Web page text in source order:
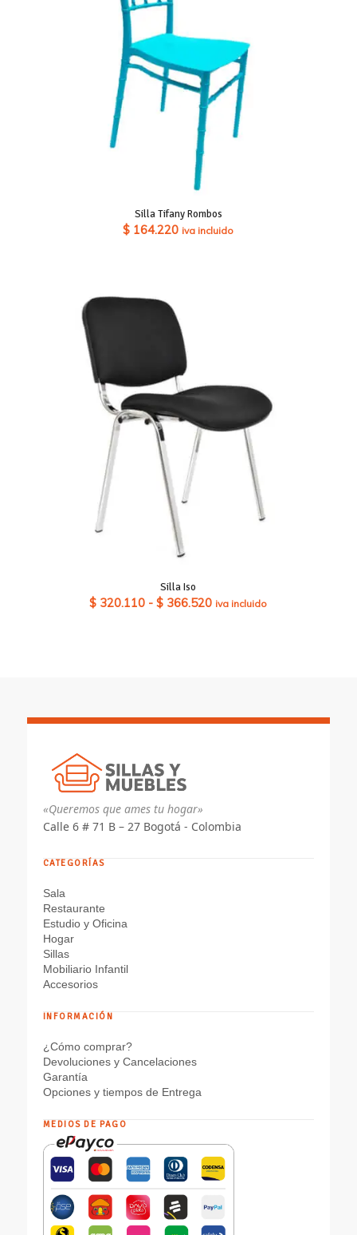
Silla Tifany Rombos
$ 164.220 iva incluido
Silla Iso
$ 320.110 - $ 366.520Rango
$ 366.520
iva incluido
«Queremos que ames tu hogar»
Calle 6 # 71 B – 27 Bogotá - Colombia
CATEGORÍAS
Sala
Restaurante
Estudio y Oficina
Hogar
Sillas
Mobiliario Infantil
Accesorios
INFORMACIÓN
¿Cómo comprar?
Devoluciones y Cancelaciones
Garantía
Opciones y tiempos de Entrega
MEDIOS DE PAGO